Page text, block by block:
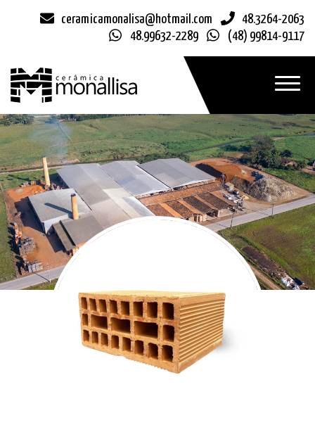
ceramicamonalisa@hotmail.com
48.3264-2063
48.99632-2289
(48) 99814-9117
Toggle